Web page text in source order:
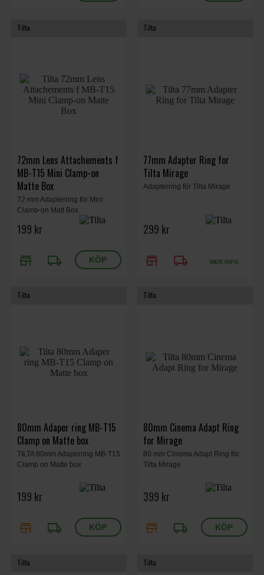
Tilta
72mm Lens Attachements f
MB-T15 Mini Clamp-on
Matte Box
72 mm Adapterring för Mini
Clamp-on Matt Box
199 kr
store local_shipping
Tilta
77mm Adapter Ring for
Tilta Mirage
Adapterring för Tilta Mirage
299 kr
store local_shipping MER INFO
Tilta
80mm Adaper ring MB-T15
Clamp on Matte box
TILTA 80mm Adaperring MB-T15
Clamp on Matte box
199 kr
store local_shipping
Tilta
80mm Cinema Adapt Ring
for Mirage
80 mm Cinema Adapt Ring för
Tilta Mirage
399 kr
store local_shipping
Tilta Tilta